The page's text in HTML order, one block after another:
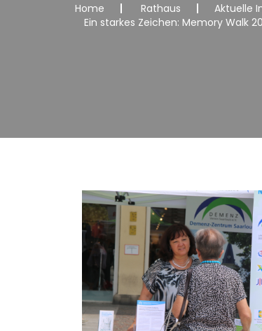
Home Rathaus Aktuelle
Ein starkes Zeichen: Memory Walk